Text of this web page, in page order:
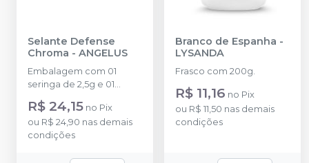
Selante Defense
Chroma - ANGELUS
Embalagem com 01
seringa de 2,5g e 01
R$ 24,15 no Pix
ou R$ 24,90 nas demais
condições
Branco de Espanha -
LYSANDA
Frasco com 200g.
R$ 11,16 no Pix
ou R$ 11,50 nas demais
condições